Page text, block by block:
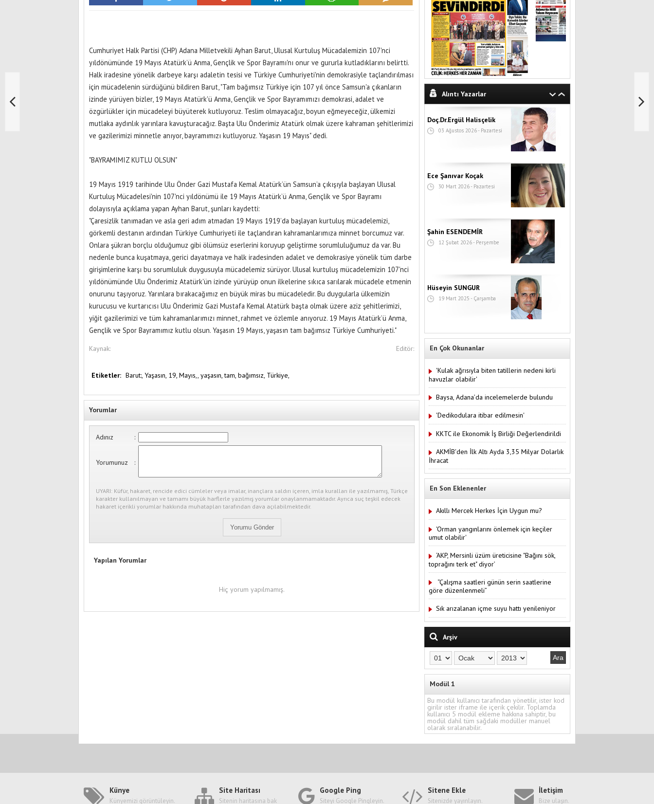
Cumhuriyet Halk Partisi (CHP) Adana Milletvekili Ayhan Barut, Ulusal Kurtuluş Mücadalemizin 107'nci
yıldönümünde 19 Mayıs Atatürk’ü Anma, Gençlik ve Spor Bayramı'nı onur ve gururla kutladıklarını belirtti.
Halk iradesine yönelik darbeye karşı adaletin tesisi ve Türkiye Cumhuriyeti'nin demokrasiyle taçlandırılması
için mücadelenin sürdüğünü bildiren Barut, "Tam bağımsız Türkiye için 107 yıl önce Samsun'a çıkanların
izinde yürüyen bizler, 19 Mayıs Atatürk'ü Anma, Gençlik ve Spor Bayramımızı demokrasi, adalet ve
özgürlükler için mücadeleyi büyüterek kutluyoruz. Teslim olmayacağız, boyun eğmeyeceğiz, ülkemizi
mutlaka aydınlık yarınlara kavuşturacağız. Başta Ulu Önderimiz Atatürk olmak üzere kahraman şehitlerimizi
ve gazilerimizi minnetle anıyor, bayramımızı kutluyoruz. Yaşasın 19 Mayıs" dedi.
"BAYRAMIMIZ KUTLU OLSUN"
19 Mayıs 1919 tarihinde Ulu Önder Gazi Mustafa Kemal Atatürk’ün Samsun’a çıkışıyla başlayan Ulusal
Kurtuluş Mücadelesi'nin 107'nci yıldönümü ile 19 Mayıs Atatürk’ü Anma, Gençlik ve Spor Bayramı
dolayısıyla açıklama yapan Ayhan Barut, şunları kaydetti:
"Çaresizlik tanımadan ve asla geri adım atmadan 19 Mayıs 1919’da başlayan kurtuluş mücadelemizi,
görkemli destanın ardından Türkiye Cumhuriyeti ile taçlandıran kahramanlarımıza minnet borcumuz var.
Onlara şükran borçlu olduğumuz gibi ölümsüz eserlerini koruyup geliştirme sorumluluğumuz da var. Bu
nedenle bunca kuşatmaya, gerici dayatmaya ve halk iradesinden adalet ve demokrasiye yönelik tüm darbe
girişimlerine karşı bu sorumluluk duygusuyla mücadelemiz sürüyor. Ulusal kurtuluş mücadelemizin 107'nci
yıldönümünde Ulu Önderimiz Atatürk'ün izinde yürüyüp onun ilkelerine sıkıca sarılarak mücadele etmenin
onurunu taşıyoruz. Yarınlara bırakacağımız en büyük miras bu mücadeledir. Bu duygularla ülkemizin
kurucusu ve kurtarıcısı Ulu Önderimiz Gazi Mustafa Kemal Atatürk başta olmak üzere aziz şehitlerimizi,
yiğit gazilerimizi ve tüm kahramanlarımızı minnet, rahmet ve özlemle anıyoruz. 19 Mayıs Atatürk’ü Anma,
Gençlik ve Spor Bayramımız kutlu olsun. Yaşasın 19 Mayıs, yaşasın tam bağımsız Türkiye Cumhuriyeti."
Kaynak: Editör:
Etiketler: Barut:, Yaşasın, 19, Mayıs,, yaşasın,tam, bağımsız, Türkiye,
Yorumlar
Adınız :
Yorumunuz :
UYARI: Küfür, hakaret, rencide edici cümleler veya imalar, inançlara saldırı içeren, imla kuralları ile yazılmamış, Türkçe
karakter kullanılmayan ve tamamı büyük harflerle yazılmış yorumlar onaylanmamaktadır. Ayrıca suç teşkil edecek
hakaret içerikli yorumlar hakkında muhatapları tarafından dava açılabilmektedir.
Yapılan Yorumlar
Hiç yorum yapılmamış.
Alıntı Yazarlar
Doç.Dr.Ergül Halisçelik
03 Ağustos 2026 - Pazartesi
Ece Şanıvar Koçak
30 Mart 2026 - Pazartesi
Şahin ESENDEMİR
12 Şubat 2026 - Perşembe
Hüseyin SUNGUR
19 Mart 2025 - Çarşamba
En Çok Okunanlar
'Kulak ağrısıyla biten tatillerin nedeni kirli
havuzlar olabilir'
Baysa, Adana’da incelemelerde bulundu
'Dedikodulara itibar edilmesin'
KKTC ile Ekonomik İş Birliği Değerlendirildi
AKMİB'den İlk Altı Ayda 3,35 Milyar Dolarlık
İhracat
En Son Eklenenler
Akıllı Mercek Herkes İçin Uygun mu?
'Orman yangınlarını önlemek için keçiler
umut olabilir'
‘AKP, Mersinli üzüm üreticisine "Bağını sök,
toprağını terk et" diyor’
“Çalışma saatleri günün serin saatlerine
göre düzenlenmeli”
Sık arızalanan içme suyu hattı yenileniyor
Arşiv
Modül 1
Bu modül kullanıcı tarafından yönetilir, ister kod
girilir ister iframe ile içerik çekilir. Toplamda
kullanıcı 5 modül ekleme hakkına sahiptir, bu
modül dahil tüm sağdaki modüller manuel
olarak sıralanabilir.
Künye
Künyemizi görüntüleyin.
Site Haritası
Sitenin haritasına bak
Google Ping
Siteyi Google Pingleyin.
Sitene Ekle
Sitenizde yayınlayın.
İletişim
Bize ulaşın.